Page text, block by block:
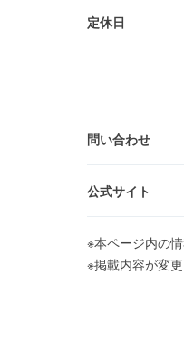
定休日
問い合わせ
公式サイト
※本ページ内の
※掲載内容が変